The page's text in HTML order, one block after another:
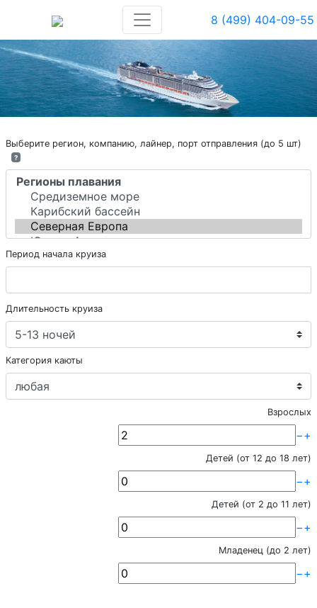
8 (499) 404-09-55
Выберите регион, компанию, лайнер, порт отправления (до 5 шт)
?
Период начала круиза
Длительность круиза
Категория каюты
Взрослых
−+
Детей (от 12 до 18 лет)
−+
Детей (от 2 до 11 лет)
−+
Младенец (до 2 лет)
−+